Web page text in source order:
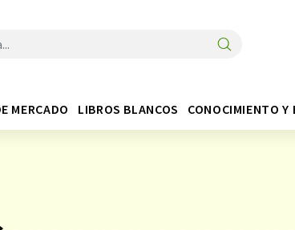
MERCADO LIBROS BLANCOS CONOCIMIENTO Y